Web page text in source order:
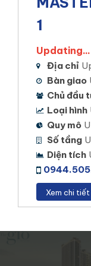
1
Updating...
Địa chỉ
Bàn giao
Chủ đầu
Loại hình
Quy mô
Số tầng
Diện tích
Xem chi tiết